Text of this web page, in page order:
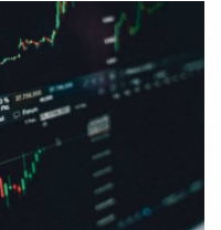
，分享打卡至社群並
，即可獲得限量明信
完為止）。（圖／品牌
粉絲必衝！韓
手創館LaLaport台中
品牌BANILA CO，齊聚
妝霜、夏日水潤防曬系
容彩妝。7月31日起至8
萬元，10年後少了約80
，如果知道辛苦存下的
一定會很難過，「我想幫
這筆錢買了ETF
值回到200萬元，就會
月，這個心願終於成
元。讀者透露，他也履
只剩30萬元就能完成對